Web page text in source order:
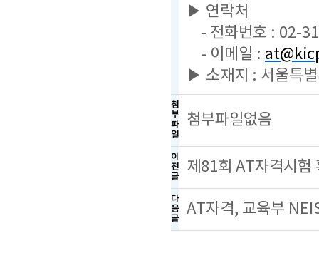
▶ 연락처
- 전화번호 : 02-
- 이메일 :
▶ 소재지 : 서울특
첨
부
파
일
첨부파일없음
이
전
글
제81회 AT자격시험
다
음
글
AT자격, 교육부